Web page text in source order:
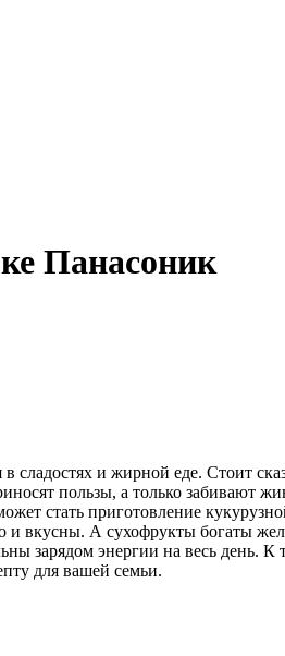
Панасоник
и жирной еде. Стоит
пользы, а только забивают
стать приготовление
и вкусны. А сухофрукты богаты
зарядом энергии на весь день.
для вашей семьи.